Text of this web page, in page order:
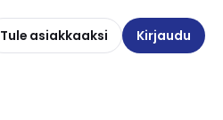
Tule asiakkaaksi Kirjaudu